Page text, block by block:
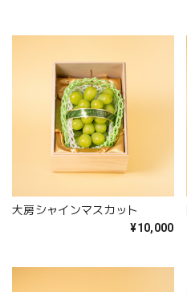
大房シャインマスカット
¥10,000